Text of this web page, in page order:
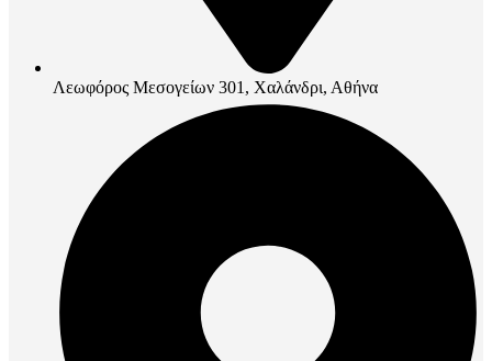
Λεωφόρος Μεσογείων 301, Χαλάνδρι, Αθήνα